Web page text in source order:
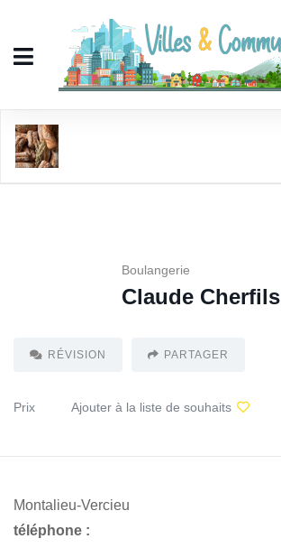
Boulangerie
Claude Cherfils
RÉVISION PARTAGER
Prix Ajouter à la liste de souhaits
Montalieu-Vercieu
téléphone :